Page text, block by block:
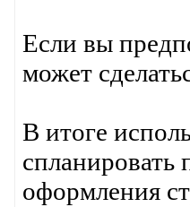
Если вы
может
В итоге
оформления